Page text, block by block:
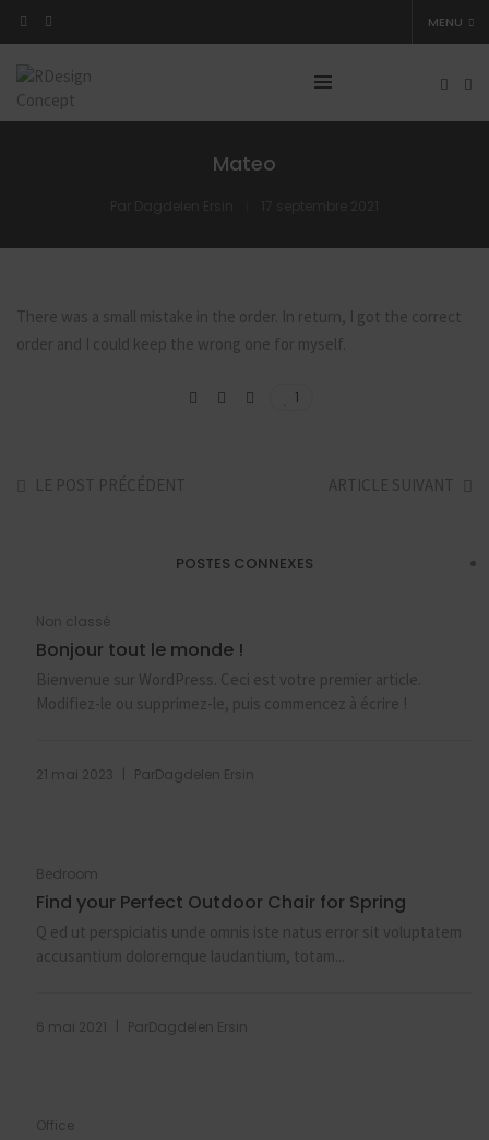
MENU
Mateo
There was a small mistake in the order. In return, I got the correct
order and I could keep the wrong one for myself.
1
LE POST PRÉCÉDENT ARTICLE SUIVANT
POSTES CONNEXES
Non classé
Bonjour tout le monde !
Bienvenue sur WordPress. Ceci est votre premier article.
Modifiez-le ou supprimez-le, puis commencez à écrire !
21 mai 2023 ParDagdelen Ersin
Bedroom
Find your Perfect Outdoor Chair for Spring
Q ed ut perspiciatis unde omnis iste natus error sit voluptatem
accusantium doloremque laudantium, totam...
6 mai 2021 ParDagdelen Ersin
Office